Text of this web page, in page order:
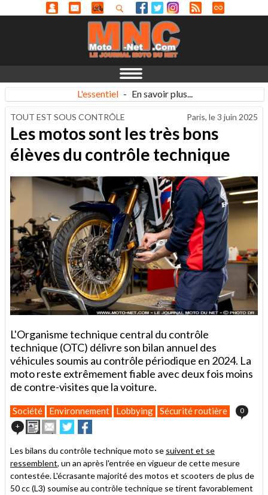
L'essentiel - En savoir plus...
TOUT EST SOUS CONTRÔLE Paris, le3 juin 2025
Les motos sont les très bons
élèves du contrôle technique
L'Organisme technique central du contrôle
technique (OTC) délivre son bilan annuel des
véhicules soumis au contrôle périodique en 2024. La
moto reste extrêmement fiable avec deux fois moins
de contre-visites que la voiture.
Société Environnement Lobbying Sécurité routière
0
+
ImprimerEnvoyer
cet
à
un
ami
Partager
sur
sur
Les bilans du contrôle technique moto se suivent et se
ressemblent, un an après l'entrée en vigueur de cette mesure
contestée. L'écrasante majorité des motos et scooters de plus de
50 cc (L3) soumise au contrôle technique se tirent favorablement